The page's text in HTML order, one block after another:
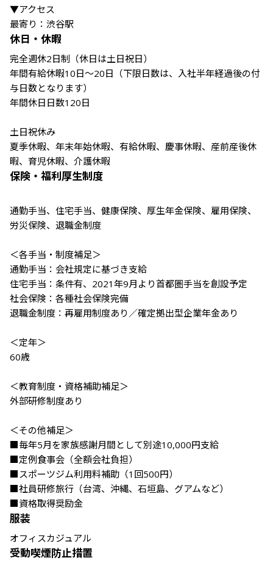
▼アクセス
最寄り：渋谷駅
休日・休暇
完全週休2日制（休日は土日祝日）
年間有給休暇10日～20日（下限日数は、入社半年経過後の付
与日数となります）
年間休日日数120日
土日祝休み
夏季休暇、年末年始休暇、有給休暇、慶事休暇、産前産後休
暇、育児休暇、介護休暇
保険・福利厚生制度
通勤手当、住宅手当、健康保険、厚生年金保険、雇用保険、
労災保険、退職金制度
＜各手当・制度補足＞
通勤手当：会社規定に基づき支給
住宅手当：条件有、2021年9月より首都圏手当を創設予定
社会保険：各種社会保険完備
退職金制度：再雇用制度あり／確定拠出型企業年金あり
＜定年＞
60歳
＜教育制度・資格補助補足＞
外部研修制度あり
＜その他補足＞
■毎年5月を家族感謝月間として別途10,000円支給
■定例食事会（全額会社負担）
■スポーツジム利用料補助（1回500円）
■社員研修旅行（台湾、沖縄、石垣島、グアムなど）
■資格取得奨励金
服装
オフィスカジュアル
受動喫煙防止措置